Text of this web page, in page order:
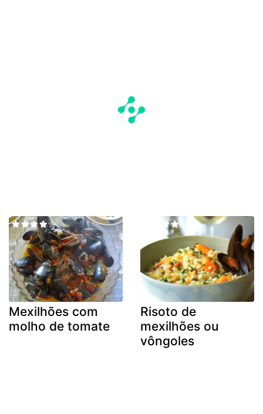
Mexilhões com
molho de tomate
Risoto de
mexilhões ou
vôngoles